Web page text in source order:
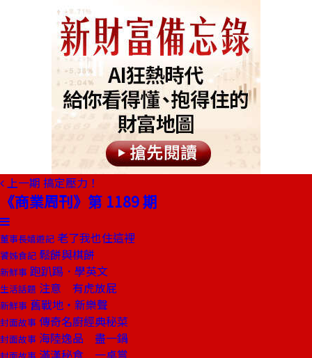
上一期 搞定壓力！
《商業周刊》第 1189 期
董事長嬉遊記 老了我也住這裡
饕姊食記 鬆餅與棋餅
新鮮事 跑趴踢．學英文
生活話題 注意 有虎放屁
新鮮事 舊戰地‧新樂聲
封面故事 傳奇名廚經典秘菜
封面故事 海陸逸品 盡一鍋
滿漢秘食 一桌嘗